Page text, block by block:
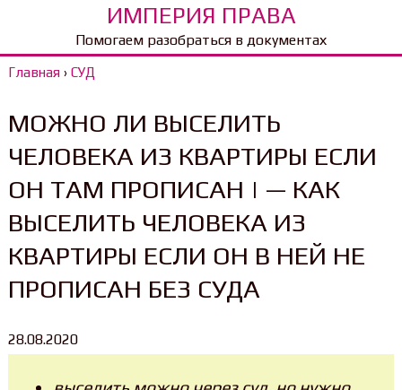
ИМПЕРИЯ ПРАВА
Помогаем разобраться в документах
Главная› СУД
МОЖНО ЛИ ВЫСЕЛИТЬ
ЧЕЛОВЕКА ИЗ КВАРТИРЫ ЕСЛИ
ОН ТАМ ПРОПИСАН | — КАК
ВЫСЕЛИТЬ ЧЕЛОВЕКА ИЗ
КВАРТИРЫ ЕСЛИ ОН В НЕЙ НЕ
ПРОПИСАН БЕЗ СУДА
28.08.2020